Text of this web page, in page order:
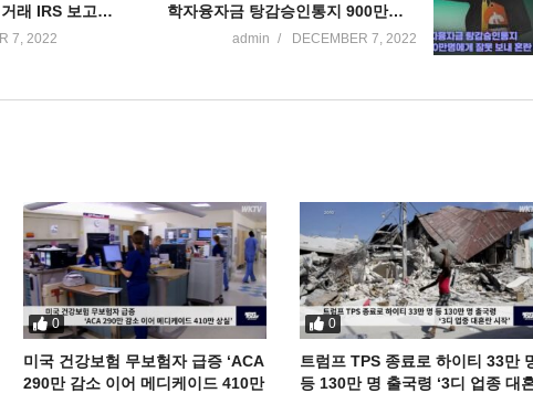
새해부터 600달러 거래 IRS 보고된다 ‘불안과 불편, 개정요구’
7, 2022
학자융자금 탕감승인통지 900만명에게 잘못 보내 혼란 야기
admin DECEMBER 7, 2022
0
미국 건강보험 무보험자 급증 ‘ACA
290만 감소 이어 메디케이드 410만
0
트럼프 TPS 종료로 하이티 33만
등 130만 명 출국령 ‘3디 업종 대